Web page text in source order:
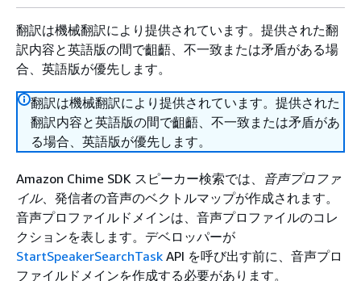
翻訳は機械翻訳により提供されています。提供された翻
訳内容と英語版の間で齟齬、不一致または矛盾がある場
合、英語版が優先します。
翻訳は機械翻訳により提供されています。提供された
翻訳内容と英語版の間で齟齬、不一致または矛盾があ
る場合、英語版が優先します。
Amazon Chime SDK スピーカー検索では、 音声プロファ
イル、発信者の音声のベクトルマップが作成されます。
音声プロファイルドメインは、音声プロファイルのコレ
クションを表します。デベロッパーが
StartSpeakerSearchTask API を呼び出す前に、音声プロ
ファイルドメインを作成する必要があります。